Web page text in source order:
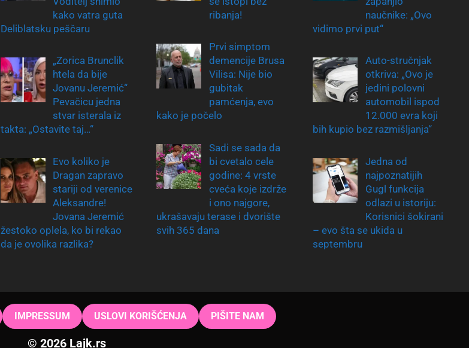
kako vatra guta
Deliblatsku peščaru
„Zorica Brunclik
htela da bije
Jovanu Jeremić“
Pevačicu jedna
stvar isterala iz
takta: „Ostavite taj…“
Evo koliko je
Dragan zapravo
stariji od verenice
Aleksandre!
Jovana Jeremić
žestoko oplela, ko bi rekao
da je ovolika razlika?
ribanja!
Prvi simptom
demencije Brusa
Vilisa: Nije bio
gubitak
pamćenja, evo
kako je počelo
Sadi se sada da
bi cvetalo cele
godine: 4 vrste
cveća koje izdrže
i ono najgore,
ukrašavaju terase i dvorište
svih 365 dana
naučnike: „Ovo
vidimo prvi put“
Auto-stručnjak
otkriva: „Ovo je
jedini polovni
automobil ispod
12.000 evra koji
bih kupio bez razmišljanja“
Jedna od
najpoznatijih
Gugl funkcija
odlazi u istoriju:
Korisnici šokirani
– evo šta se ukida u
septembru
IMPRESSUM USLOVI KORIŠĆENJA PIŠITE NAM
© 2026 Lajk.rs